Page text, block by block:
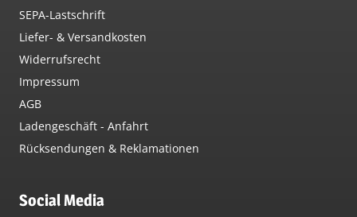
SEPA-Lastschrift
Liefer- & Versandkosten
Widerrufsrecht
Impressum
AGB
Ladengeschäft - Anfahrt
Rücksendungen & Reklamationen
Social Media